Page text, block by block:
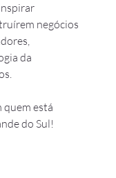
negócios
da
quem está
do Sul!